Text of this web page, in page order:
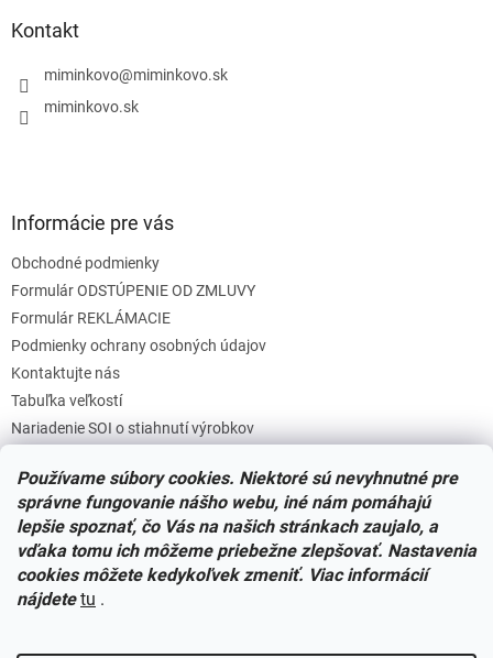
Používame súbory cookies. Niektoré sú nevyhnutné pre
správne fungovanie nášho webu, iné nám pomáhajú
lepšie spoznať, čo Vás na našich stránkach zaujalo, a
vďaka tomu ich môžeme priebežne zlepšovať. Nastavenia
cookies môžete kedykoľvek zmeniť. Viac informácií
nájdete tu .
Kontakt
miminkovo@miminkovo.sk
miminkovo.sk
Informácie pre vás
Obchodné podmienky
Formulár ODSTÚPENIE OD ZMLUVY
Formulár REKLÁMACIE
Podmienky ochrany osobných údajov
Kontaktujte nás
Tabuľka veľkostí
Nariadenie SOI o stiahnutí výrobkov
Zásady súborov COOKIES
Facebook